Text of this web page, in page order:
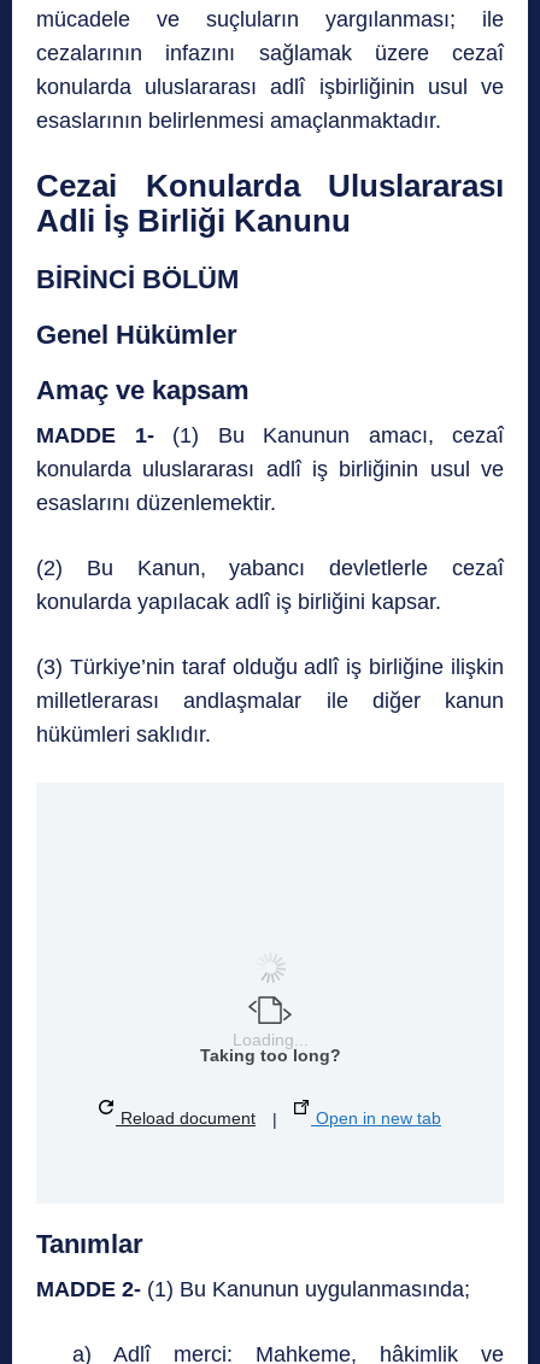
mücadele ve suçluların yargılanması; ile
cezalarının infazını sağlamak üzere cezaî
konularda uluslararası adlî işbirliğinin usul ve
esaslarının belirlenmesi amaçlanmaktadır.
Cezai Konularda Uluslararası
Adli İş Birliği Kanunu
BİRİNCİ BÖLÜM
Genel Hükümler
Amaç ve kapsam
MADDE 1-(1) Bu Kanunun amacı, cezaî
konularda uluslararası adlî iş birliğinin usul ve
esaslarını düzenlemektir.
(2) Bu Kanun, yabancı devletlerle cezaî
konularda yapılacak adlî iş birliğini kapsar.
(3) Türkiye’nin taraf olduğu adlî iş birliğine ilişkin
milletlerarası andlaşmalar ile diğer kanun
hükümleri saklıdır.
Loading...
Taking too long?
Reload document | Open in new tab
Tanımlar
MADDE 2- (1) Bu Kanunun uygulanmasında;
a) Adlî merci: Mahkeme, hâkimlik ve